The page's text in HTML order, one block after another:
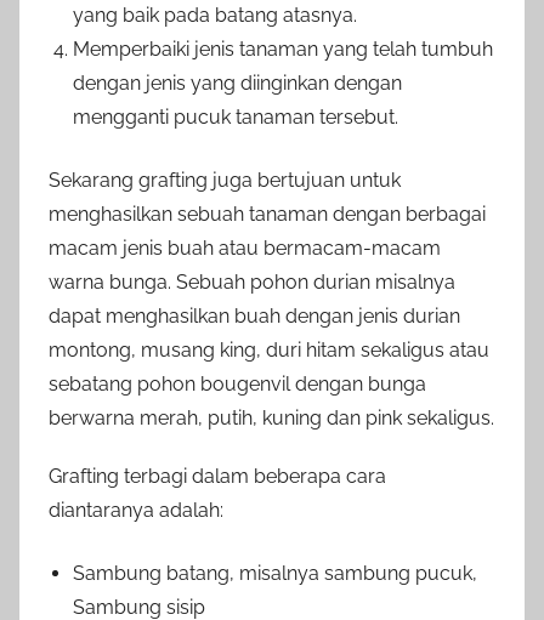
yang baik pada batang atasnya.
Memperbaiki jenis tanaman yang telah tumbuh
dengan jenis yang diinginkan dengan
mengganti pucuk tanaman tersebut.
Sekarang grafting juga bertujuan untuk
menghasilkan sebuah tanaman dengan berbagai
macam jenis buah atau bermacam-macam
warna bunga. Sebuah pohon durian misalnya
dapat menghasilkan buah dengan jenis durian
montong, musang king, duri hitam sekaligus atau
sebatang pohon bougenvil dengan bunga
berwarna merah, putih, kuning dan pink sekaligus.
Grafting terbagi dalam beberapa cara
diantaranya adalah:
Sambung batang, misalnya sambung pucuk,
Sambung sisip